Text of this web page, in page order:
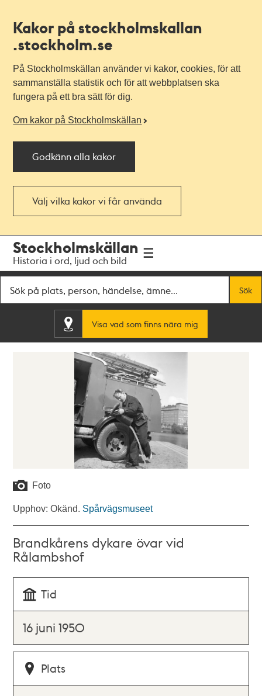
Kakor på stockholmskallan
.stockholm.se
På Stockholmskällan använder vi kakor, cookies, för att
sammanställa statistik och för att webbplatsen ska
fungera på ett bra sätt för dig.
Om kakor på Stockholmskällan
Godkänn alla kakor
Välj vilka kakor vi får använda
navigationen
huvudinnehållet
Stockholmskällan
Historia i ord, ljud och bild
Sök
Visa vad som finns nära mig
Foto
Upphov: Okänd. Spårvägsmuseet
Brandkårens dykare övar vid
Rålambshof
Tid
16 juni 1950
Plats